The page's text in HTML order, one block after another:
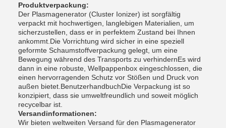
Produktverpackung:
Der Plasmagenerator (Cluster Ionizer) ist sorgfältig
verpackt mit hochwertigen, langlebigen Materialien, um
sicherzustellen, dass er in perfektem Zustand bei Ihnen
ankommt.Die Vorrichtung wird sicher in eine speziell
geformte Schaumstoffverpackung gelegt, um eine
Bewegung während des Transports zu verhindernEs wird
dann in eine robuste, Wellpappenbox eingeschlossen, die
einen hervorragenden Schutz vor Stößen und Druck von
außen bietet.BenutzerhandbuchDie Verpackung ist so
konzipiert, dass sie umweltfreundlich und soweit möglich
recycelbar ist.
Versandinformationen:
Wir bieten weltweiten Versand für den Plasmagenerator